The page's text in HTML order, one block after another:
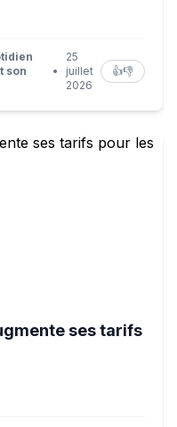
son
•
25
juillet
2026
👍👎
ses tarifs pour les
ses tarifs